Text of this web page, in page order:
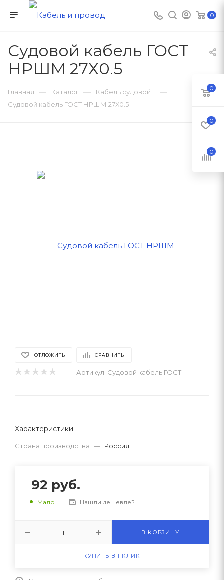
0
Судовой кабель ГОСТ
НРШМ 27Х0.5
Главная — Каталог — Кабель судовой —
Судовой кабель ГОСТ НРШМ 27Х0.5
ОТЛОЖИТЬ СРАВНИТЬ
Артикул: Судовой кабель ГОСТ
Характеристики
Страна производства — Россия
92 руб.
Мало Нашли дешевле?
В КОРЗИНУ
КУПИТЬ В 1 КЛИК
0
0
0